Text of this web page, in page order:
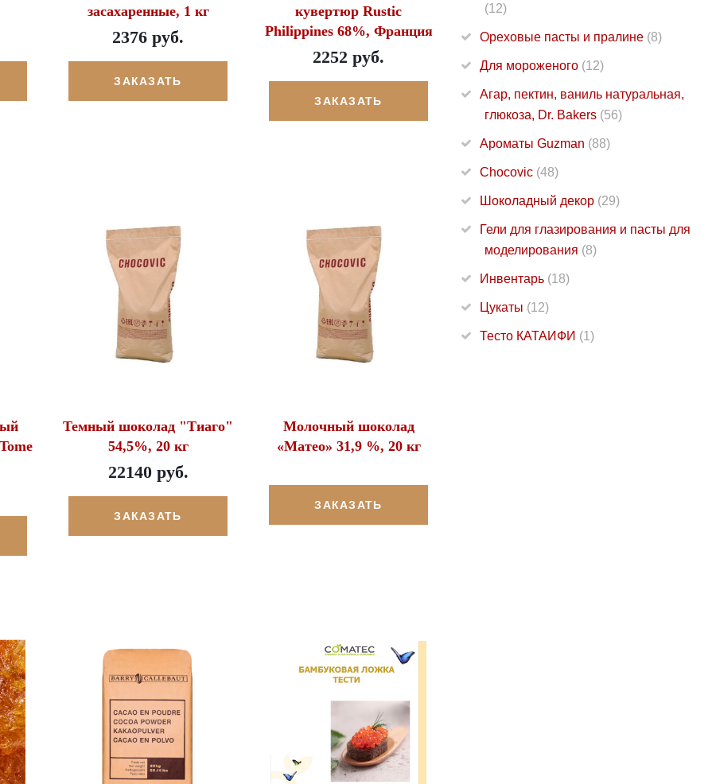
засахаренные, 1 кг
2376 руб.
ЗАКАЗАТЬ
кувертюр Rustic
Philippines 68%, Франция
2252 руб.
ЗАКАЗАТЬ
Темный шоколад "Тиаго"
54,5%, 20 кг
22140 руб.
ЗАКАЗАТЬ
Молочный шоколад
«Матео» 31,9 %, 20 кг
ЗАКАЗАТЬ
(12)
Ореховые пасты и пралине (8)
Для мороженого (12)
Агар, пектин, ваниль натуральная,
глюкоза, Dr. Bakers (56)
Ароматы Guzman (88)
Chocovic (48)
Шоколадный декор (29)
Гели для глазирования и пасты для
моделирования (8)
Инвентарь (18)
Цукаты (12)
Тесто КАТАИФИ (1)